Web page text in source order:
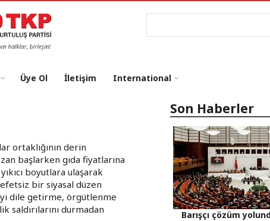
Ara
Üye Ol İletişim International
ortaklığının derin
başlarken gıda fiyatlarına
boyutlara ulaşarak
bir siyasal düzen
dile getirme, örgütlenme
saldırılarını durmadan
Son Haberler
Barışçı çözüm